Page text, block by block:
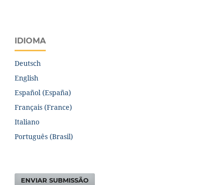
IDIOMA
Deutsch
English
Español (España)
Français (France)
Italiano
Português (Brasil)
ENVIAR SUBMISSÃO